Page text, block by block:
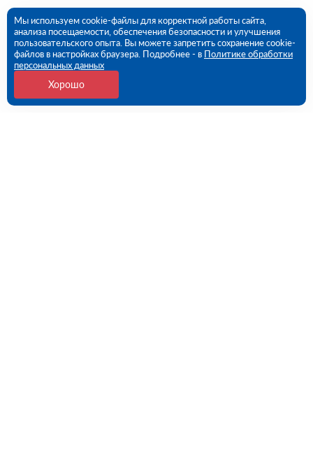
Мы используем cookie-файлы для корректной работы сайта,
анализа посещаемости, обеспечения безопасности и улучшения
пользовательского опыта. Вы можете запретить сохранение cookie-
файлов в настройках браузера. Подробнее - в Политике обработки
персональных данных
Хорошо